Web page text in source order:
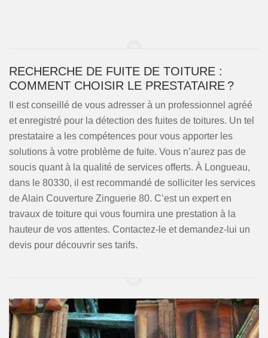
RECHERCHE DE FUITE DE TOITURE :
COMMENT CHOISIR LE PRESTATAIRE ?
Il est conseillé de vous adresser à un professionnel agréé
et enregistré pour la détection des fuites de toitures. Un tel
prestataire a les compétences pour vous apporter les
solutions à votre problème de fuite. Vous n’aurez pas de
soucis quant à la qualité de services offerts. À Longueau,
dans le 80330, il est recommandé de solliciter les services
de Alain Couverture Zinguerie 80. C’est un expert en
travaux de toiture qui vous fournira une prestation à la
hauteur de vos attentes. Contactez-le et demandez-lui un
devis pour découvrir ses tarifs.